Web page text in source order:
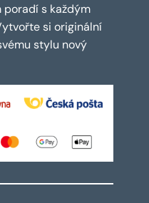
poradí s každým
si originální
stylu nový